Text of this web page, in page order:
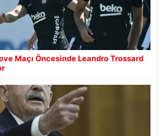
Maçı Öncesinde Leandro Trossard